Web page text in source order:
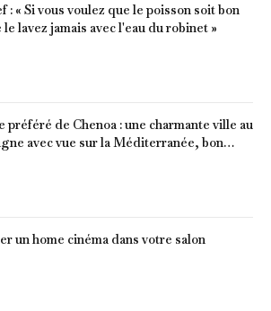
: « Si vous voulez que le poisson soit bon
lavez jamais avec l'eau du robinet »
préféré de Chenoa : une charmante ville au
avec vue sur la Méditerranée, bon
isolées
un home cinéma dans votre salon